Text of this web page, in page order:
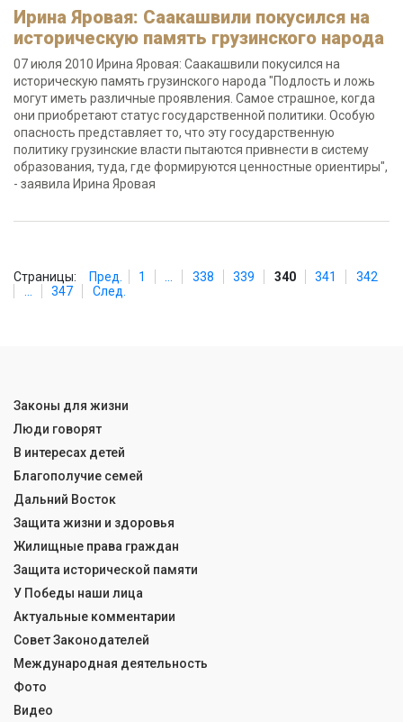
Ирина Яровая: Саакашвили покусился на
историческую память грузинского народа
07 июля 2010 Ирина Яровая: Саакашвили покусился на
историческую память грузинского народа "Подлость и ложь
могут иметь различные проявления. Самое страшное, когда
они приобретают статус государственной политики. Особую
опасность представляет то, что эту государственную
политику грузинские власти пытаются привнести в систему
образования, туда, где формируются ценностные ориентиры",
- заявила Ирина Яровая
Страницы: Пред. 1 338 339 340 341
342
347 След.
Законы для жизни
Люди говорят
В интересах детей
Благополучие семей
Дальний Восток
Защита жизни и здоровья
Жилищные права граждан
Защита исторической памяти
У Победы наши лица
Актуальные комментарии
Совет Законодателей
Международная деятельность
Фото
Видео